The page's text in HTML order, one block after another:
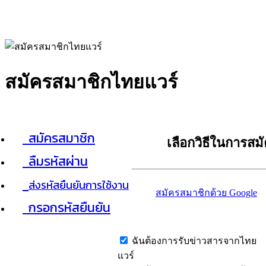
สมัครสมาชิกไทยแวร์
สมัครสมาชิก
ลืมรหัสผ่าน
ส่งรหัสยืนยันการใช้งาน
กรอกรหัสยืนยัน
เลือกวิธีในการส
สมัครสมาชิกด้วย Google
ฉันต้องการรับข่าวสารจากไทย
แวร์